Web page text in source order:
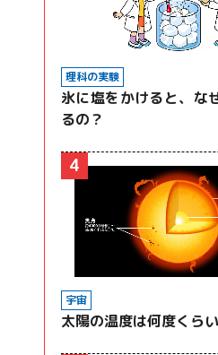
理科の実験
氷に塩をかけると、な
るの？
4
宇宙
太陽の温度は何度くら